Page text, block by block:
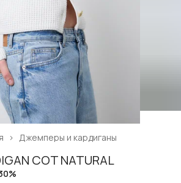
Джемперы и кардиганы
›
COT NATURAL
%